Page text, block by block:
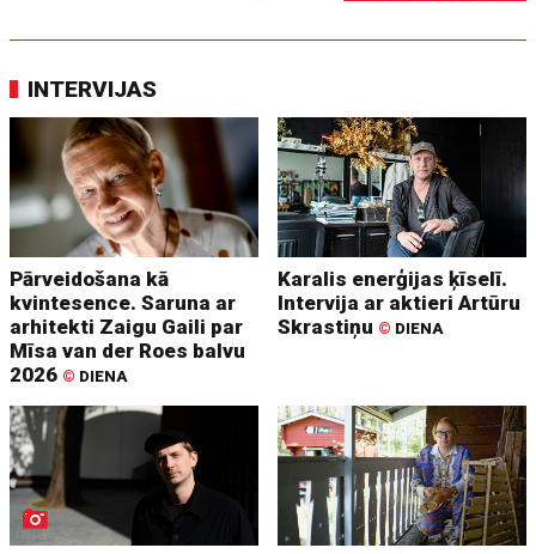
INTERVIJAS
Pārveidošana kā
kvintesence. Saruna ar
arhitekti Zaigu Gaili par
Mīsa van der Roes balvu
2026 © DIENA
Karalis enerģijas ķīselī.
Intervija ar aktieri Artūru
Skrastiņu © DIENA